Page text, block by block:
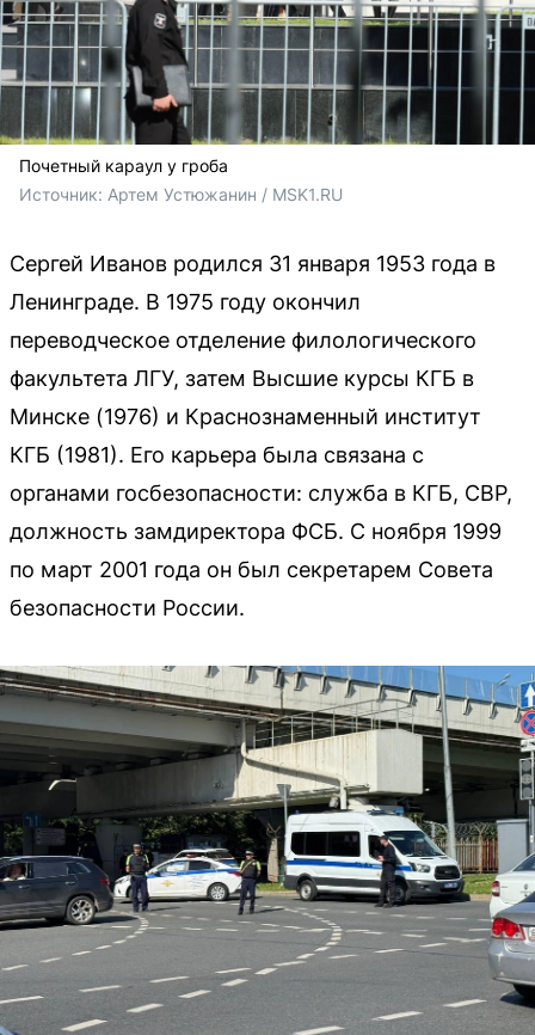
Почетный караул у гроба
Источник: Артем Устюжанин / MSK1.RU
Сергей Иванов родился 31 января 1953 года в
Ленинграде. В 1975 году окончил
переводческое отделение филологического
факультета ЛГУ, затем Высшие курсы КГБ в
Минске (1976) и Краснознаменный институт
КГБ (1981). Его карьера была связана с
органами госбезопасности: служба в КГБ, СВР,
должность замдиректора ФСБ. С ноября 1999
по март 2001 года он был секретарем Совета
безопасности России.